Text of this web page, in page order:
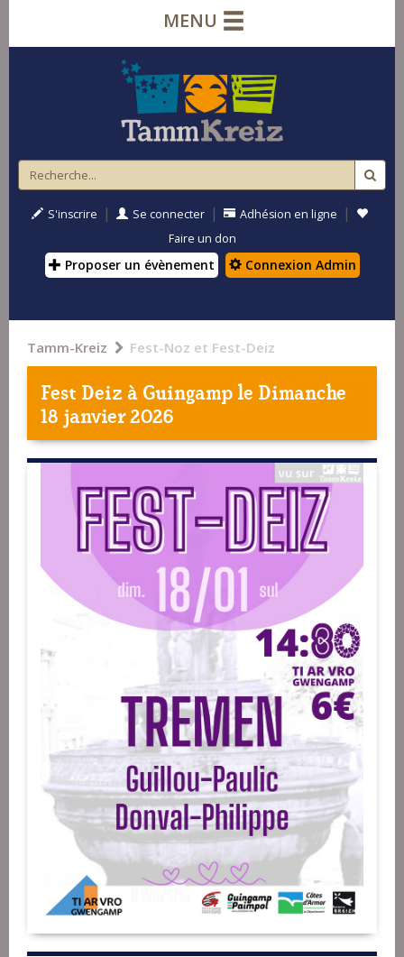
MENU
S'inscrire | Se connecter | Adhésion en ligne |
Faire un don
Proposer un évènement Connexion Admin
Tamm-Kreiz Fest-Noz et Fest-Deiz
Fest Deiz àGuingample Dimanche
18 janvier 2026